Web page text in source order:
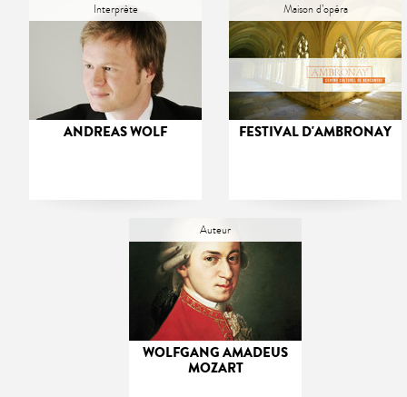
Interprète
ANDREAS WOLF
Maison d’opéra
FESTIVAL D'AMBRONAY
Auteur
WOLFGANG AMADEUS
MOZART